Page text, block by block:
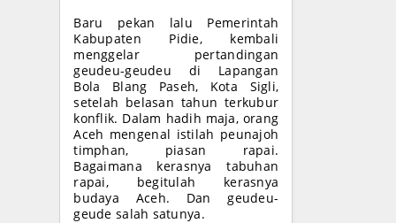
Baru pekan lalu Pemerintah
Kabupaten Pidie, kembali
menggelar pertandingan
geudeu-geudeu di Lapangan
Bola Blang Paseh, Kota Sigli,
setelah belasan tahun terkubur
konflik. Dalam hadih maja, orang
Aceh mengenal istilah peunajoh
timphan, piasan rapai.
Bagaimana kerasnya tabuhan
rapai, begitulah kerasnya
budaya Aceh. Dan geudeu-
geude salah satunya.